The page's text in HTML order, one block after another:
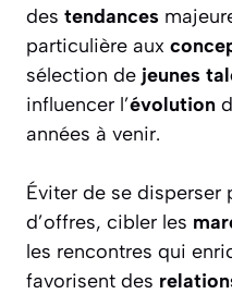
des tendances
particulière aux
sélection de jeunes
influencer l’évolution
années à venir.
Éviter de se disperser
d’offres, cibler les
les rencontres qui
favorisent des